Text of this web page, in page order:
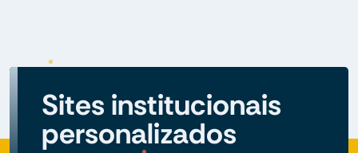
Sites institucionais
personalizados